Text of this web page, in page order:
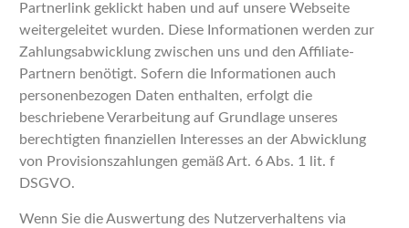
Partnerlink geklickt haben und auf unsere Webseite
weitergeleitet wurden. Diese Informationen werden zur
Zahlungsabwicklung zwischen uns und den Affiliate-
Partnern benötigt. Sofern die Informationen auch
personenbezogen Daten enthalten, erfolgt die
beschriebene Verarbeitung auf Grundlage unseres
berechtigten finanziellen Interesses an der Abwicklung
von Provisionszahlungen gemäß Art. 6 Abs. 1 lit. f
DSGVO.
Wenn Sie die Auswertung des Nutzerverhaltens via